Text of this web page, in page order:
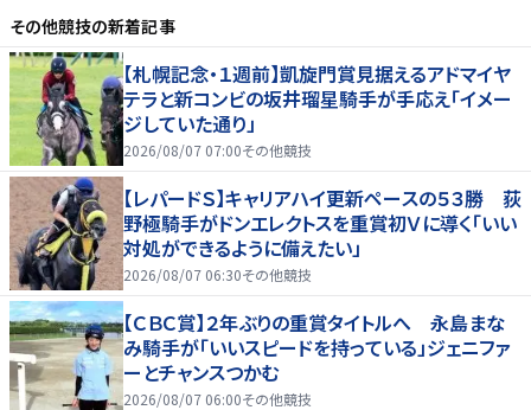
その他競技の新着記事
【札幌記念・１週前】凱旋門賞見据えるアドマイヤ
テラと新コンビの坂井瑠星騎手が手応え「イメー
ジしていた通り」
2026/08/07 07:00その他競技
【レパードＳ】キャリアハイ更新ペースの５３勝 荻
野極騎手がドンエレクトスを重賞初Ｖに導く「いい
対処ができるように備えたい」
2026/08/07 06:30その他競技
【ＣＢＣ賞】２年ぶりの重賞タイトルへ 永島まな
み騎手が「いいスピードを持っている」ジェニファ
ーとチャンスつかむ
2026/08/07 06:00その他競技